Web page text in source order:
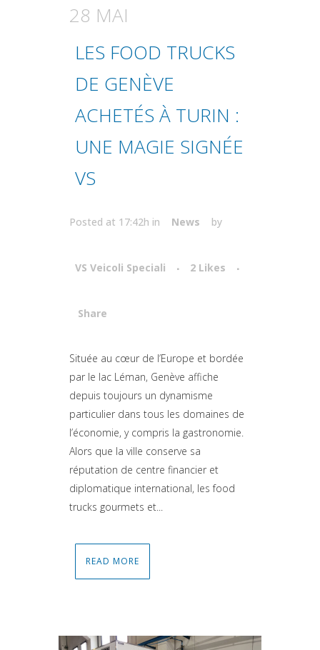
28 MAI
LES FOOD TRUCKS
DE GENÈVE
ACHETÉS À TURIN :
UNE MAGIE SIGNÉE
VS
Posted at 17:42h in News by
VS Veicoli Speciali 2 Likes
Share
Attiva comando
Située au cœur de l’Europe et bordée
par le lac Léman, Genève affiche
depuis toujours un dynamisme
particulier dans tous les domaines de
l’économie, y compris la gastronomie.
Alors que la ville conserve sa
réputation de centre financier et
diplomatique international, les food
trucks gourmets et...
READ MORE